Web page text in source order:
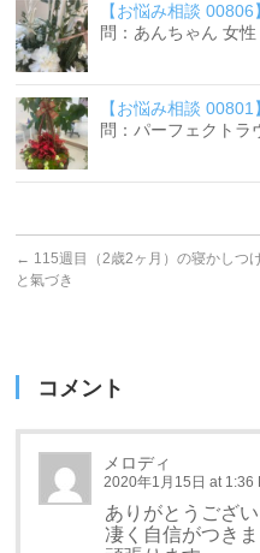
【お悩み相談
問：あんちゃん 女
【お悩み相談
問：パーフェクト
← 115週目（2歳2ヶ月）の寝かしつ
と氣づき
コメント
メロディ
2020年1月15日 at 1:36
ありがとうござい
凄く自信がつきま